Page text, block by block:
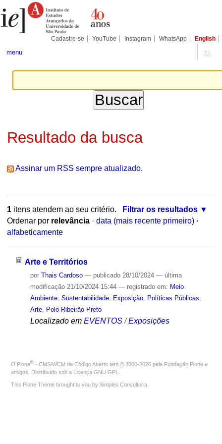
para
conteúdo.
Pessoais
Cadastre-se YouTube Instagram WhatsApp English
menu
Resultado da busca
Assinar um RSS sempre atualizado.
1itens atendem ao seu critério.
Filtrar os resultados
Ordenar por relevância · data (mais recente primeiro) ·
alfabeticamente
Arte e Territórios
por Thais Cardoso — publicado28/10/2024 — última
modificação21/10/2024 15:44 — registrado em: Meio
Ambiente, Sustentabilidade, Exposição, Políticas Públicas
Arte, Polo Ribeirão Preto
Localizado em EVENTOS /Exposições
O Plone® - CMS/WCM de Código Aberto tem © 2000-2026 pela Fundação Plone e
amigos. Distribuído sob a Licença GNU GPL
This Plone Theme brought to you by Simples Consultoria